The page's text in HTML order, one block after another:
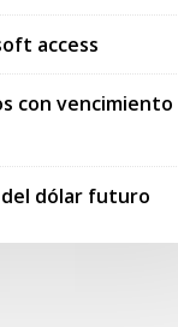
access
con vencimiento
dólar futuro